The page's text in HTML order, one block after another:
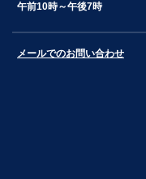
午前10時～午後7時
メールでのお問い合わせ